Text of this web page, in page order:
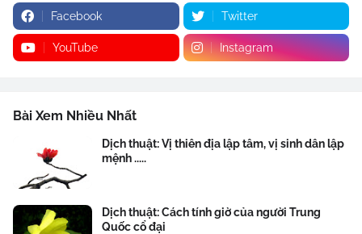
Facebook Twitter
YouTube Instagram
Bài Xem Nhiều Nhất
Dịch thuật: Vị thiên địa lập tâm, vị sinh dân lập
mệnh .....
Dịch thuật: Cách tính giờ của người Trung
Quốc cổ đại